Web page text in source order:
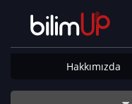
Hakkımızda